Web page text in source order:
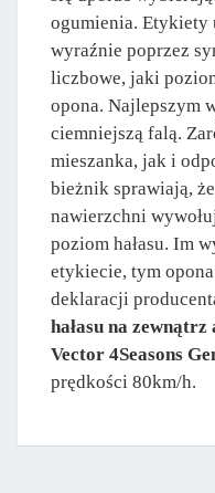
ogumienia. Etykiety
wyraźnie poprzez
liczbowe, jaki
opona. Najlepszym
ciemniejszą falą.
mieszanka, jak i
bieżnik sprawiają,
nawierzchni
poziom hałasu. Im
etykiecie, tym opona
deklaracji
hałasu na
Vector 4Seasons
prędkości 80km/h.